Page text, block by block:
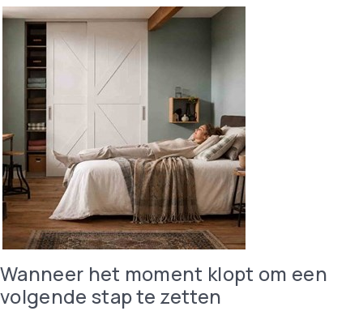
Wanneer het moment klopt om een
volgende stap te zetten